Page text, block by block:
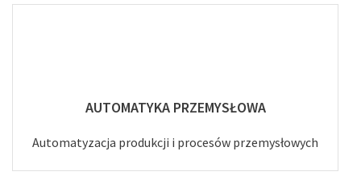
AUTOMATYKA PRZEMYSŁOWA
Automatyzacja produkcji i procesów przemysłowych